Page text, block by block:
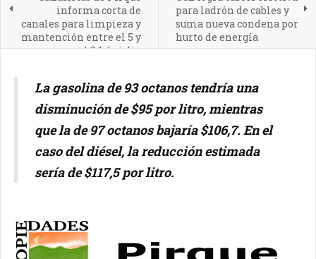
informa corta de
canales para limpieza y
mantención entre el 5 y
el 24 de julio
para ladrón de cables y
suma nueva condena por
hurto de energía
La gasolina de 93 octanos tendría una
disminución de $95 por litro, mientras
que la de 97 octanos bajaría $106,7. En el
caso del diésel, la reducción estimada
sería de $117,5 por litro.